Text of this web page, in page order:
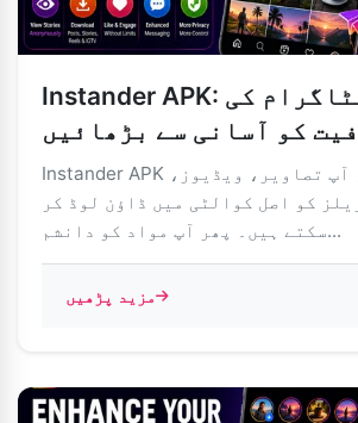
Instander APK: انسٹاگرام کی
کو آسانی سے بڑھائیں
Instander APK کے ساتھ، آپ تصاویر، ویڈیوز،
کو اصل کوالٹی میں ڈاؤن لوڈ کر
سکتے ہیں۔ پھر آپ مواد کو دانشم...
مزید پڑھیں